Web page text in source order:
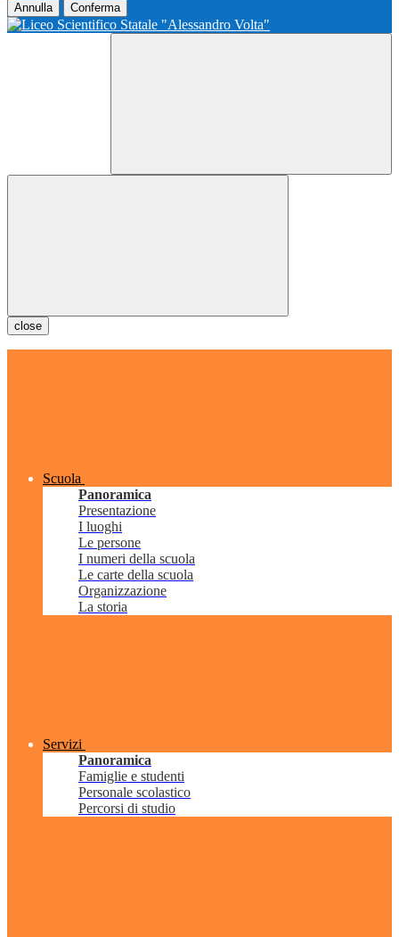
Annulla Conferma
close
Scuola
Panoramica
Presentazione
I luoghi
Le persone
I numeri della scuola
Le carte della scuola
Organizzazione
La storia
Servizi
Panoramica
Famiglie e studenti
Personale scolastico
Percorsi di studio